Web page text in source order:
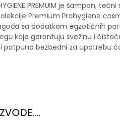
PREMUIM je šampon,
Premium Prohygiene
sa dodatkom egzotičnih
koje garantuju svežinu i
potpuno bezbedni za upotrebu